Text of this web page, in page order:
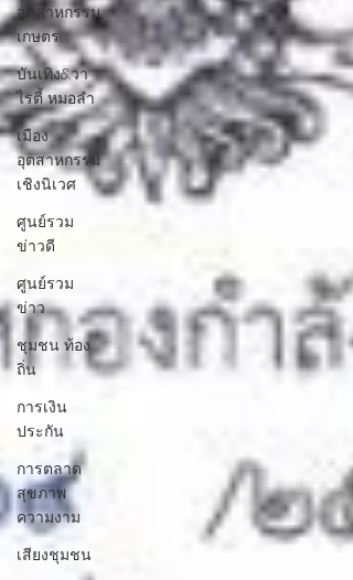
อุตสาหกรรม
เกษตร
บันเทิง&วา
ไรตี้ หมอลำ
เมือง
อุตสาหกรรม
เชิงนิเวศ
ศูนย์รวม
ข่าวดี
ศูนย์รวม
ข่าว
ชุมชน ท้อง
ถิ่น
การเงิน
ประกัน
การตลาด
สุขภาพ
ความงาม
เสียงชุมชน